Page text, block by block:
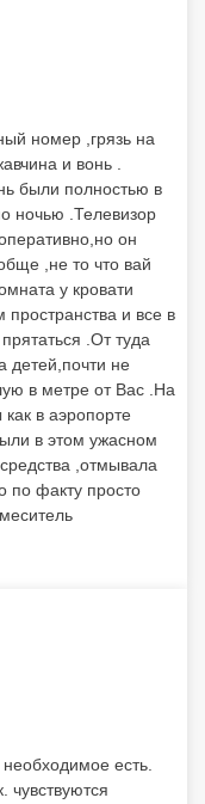
номер ,грязь на
и вонь .
были полностью в
ночью .Телевизор
он
,не то что вай
у кровати
пространства и все в
.От туда
детей,почти не
в метре от Вас .На
в аэропорте
в этом ужасном
,отмывала
по факту просто
есть.
чувствуются